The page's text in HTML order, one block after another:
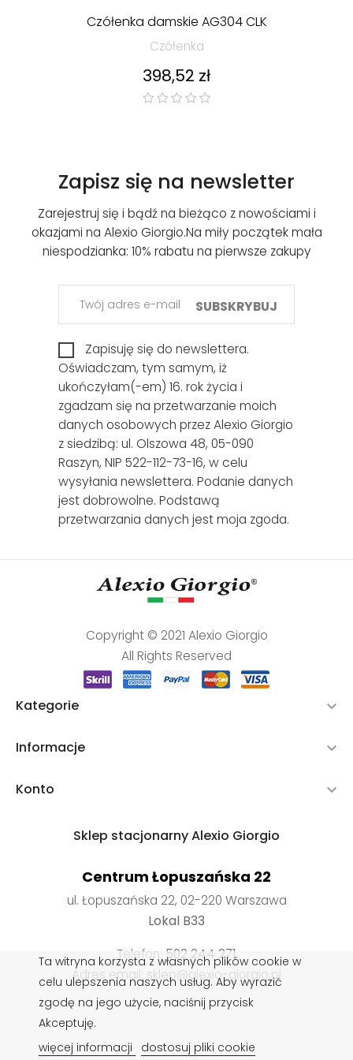
Czółenka damskie AG304 CLK
Czółenka
Cena
398,52 zł
Zapisz się na newsletter
Zarejestruj się i bądź na bieżąco z nowościami i
okazjami na Alexio Giorgio.Na miły początek mała
niespodzianka: 10% rabatu na pierwsze zakupy
SUBSKRYBUJ
Zapisuję się do newslettera.
Oświadczam, tym samym, iż
ukończyłam(-em) 16. rok życia i
zgadzam się na przetwarzanie moich
danych osobowych przez Alexio Giorgio
z siedzibą: ul. Olszowa 48, 05-090
Raszyn, NIP 522-112-73-16, w celu
wysyłania newslettera. Podanie danych
jest dobrowolne. Podstawą
przetwarzania danych jest moja zgoda.
Copyright © 2021 Alexio Giorgio
All Rights Reserved
Kategorie 
Informacje 
Konto 
Sklep stacjonarny Alexio Giorgio
Centrum Łopuszańska 22
ul. Łopuszańska 22, 02-220 Warszawa
Lokal B33
Telefon: 502 244 271
Adres email: sklep@alexio-giorgio.pl
butów,Pasty do butów,Czyszczenie obuwia
Ta witryna korzysta z własnych plików cookie w
celu ulepszenia naszych usług. Aby wyrazić
zgodę na jego użycie, naciśnij przycisk
Akceptuję.
więcej informacji
dostosuj pliki cookie